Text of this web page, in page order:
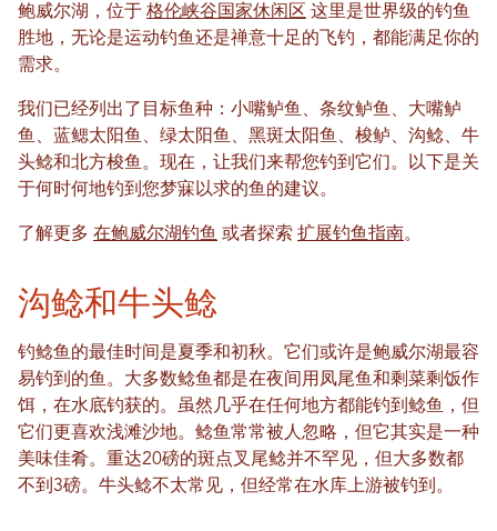
鲍威尔湖，位于 格伦峡谷国家休闲区 这里是世界级的钓鱼
胜地，无论是运动钓鱼还是禅意十足的飞钓，都能满足你的
需求。
我们已经列出了目标鱼种：小嘴鲈鱼、条纹鲈鱼、大嘴鲈
鱼、蓝鳃太阳鱼、绿太阳鱼、黑斑太阳鱼、梭鲈、沟鲶、牛
头鲶和北方梭鱼。现在，让我们来帮您钓到它们。以下是关
于何时何地钓到您梦寐以求的鱼的建议。
了解更多 在鲍威尔湖钓鱼 或者探索 扩展钓鱼指南。
沟鲶和牛头鲶
钓鲶鱼的最佳时间是夏季和初秋。它们或许是鲍威尔湖最容
易钓到的鱼。大多数鲶鱼都是在夜间用凤尾鱼和剩菜剩饭作
饵，在水底钓获的。虽然几乎在任何地方都能钓到鲶鱼，但
它们更喜欢浅滩沙地。鲶鱼常常被人忽略，但它其实是一种
美味佳肴。重达20磅的斑点叉尾鲶并不罕见，但大多数都
不到3磅。牛头鲶不太常见，但经常在水库上游被钓到。